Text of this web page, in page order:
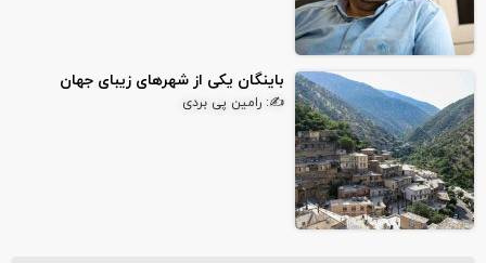
باینگان یکی از شهرهای زیبای جهان
✍: رامین پی بردی